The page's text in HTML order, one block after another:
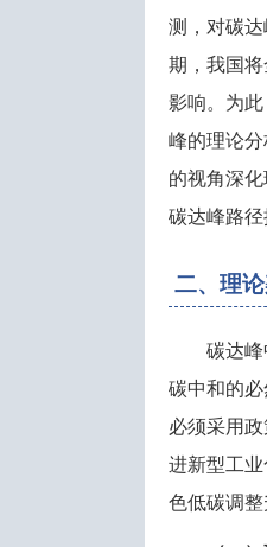
测，对碳
期，我国
影响。为
峰的理论
的视角深
碳达峰路径
二、理
碳达峰
碳中和的
必须采用
进新型工
色低碳调整